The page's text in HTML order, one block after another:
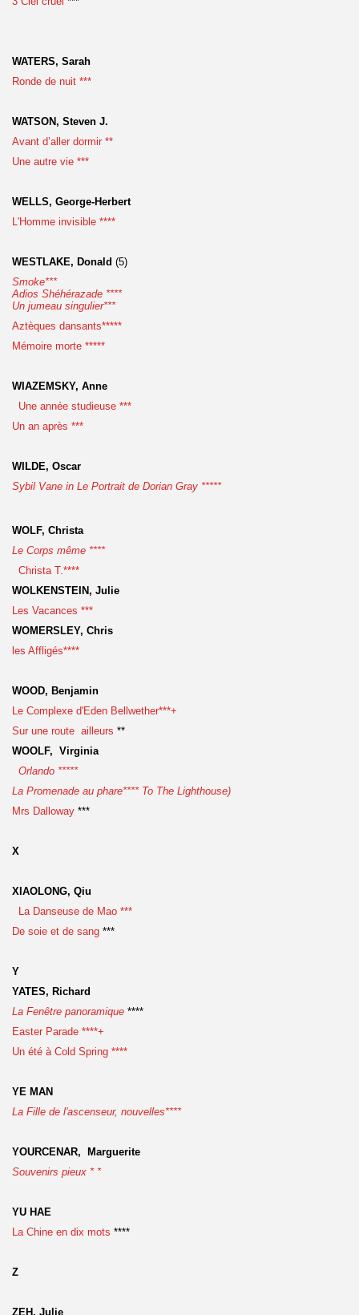
WATERS, Sarah
Ronde de nuit ***
WATSON, Steven J.
Avant d’aller dormir **
Une autre vie ***
WELLS, George-Herbert
L'Homme invisible ****
WESTLAKE, Donald (5)
Smoke***
Adios Shéhérazade ****
Un jumeau singulier***
Aztèques dansants*****
Mémoire morte *****
WIAZEMSKY, Anne
Une année studieuse ***
Un an après ***
WILDE, Oscar
Sybil Vane in Le Portrait de Dorian Gray *****
WOLF, Christa
Le Corps même ****
Christa T.****
WOLKENSTEIN, Julie
Les Vacances ***
WOMERSLEY, Chris
les Affligés****
WOOD, Benjamin
Le Complexe d'Eden Bellwether***+
Sur une route ailleurs **
WOOLF, Virginia
Orlando *****
La Promenade au phare**** To The Lighthouse)
Mrs Dalloway ***
X
XIAOLONG, Qiu
La Danseuse de Mao ***
De soie et de sang ***
Y
YATES, Richard
La Fenêtre panoramique ****
Easter Parade ****+
Un été à Cold Spring ****
YE MAN
La Fille de l'ascenseur, nouvelles****
YOURCENAR, Marguerite
Souvenirs pieux * *
YU HAE
La Chine en dix mots ****
Z
ZEH, Julie